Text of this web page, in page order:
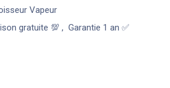
Vapeur
gratuite 💯 , Garantie 1 an ✅